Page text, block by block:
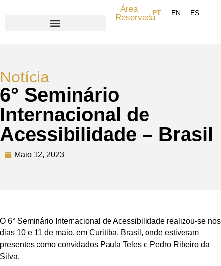
Área
Reservada
Notícia
6° Seminário
Internacional de
Acessibilidade – Brasil
Maio 12, 2023
O 6° Seminário Internacional de Acessibilidade realizou-se nos
dias 10 e 11 de maio, em Curitiba, Brasil, onde estiveram
presentes como convidados Paula Teles e Pedro Ribeiro da
Silva.